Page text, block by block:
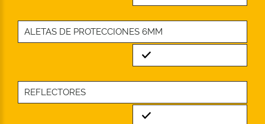
ALETAS DE PROTECCIONES 6MM
Standard
REFLECTORES
Standard